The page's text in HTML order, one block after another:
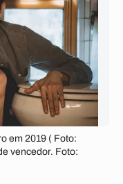
em 2019 ( Foto:
vencedor. Foto: